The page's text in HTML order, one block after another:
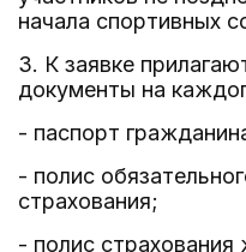
начала спортивных
3. К заявке
документы на
- паспорт
- полис
страхования;
- полис